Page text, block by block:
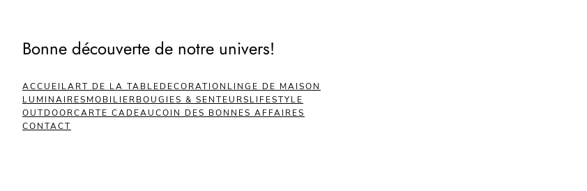
Bonne découverte de notre univers!
ACCUEILART DE LA TABLEDECORATION LINGE DE MAISON
LUMINAIRESMOBILIERBOUGIES & SENTEURSLIFESTYLE
OUTDOORCARTE CADEAUCOIN DES BONNES AFFAIRES
CONTACT